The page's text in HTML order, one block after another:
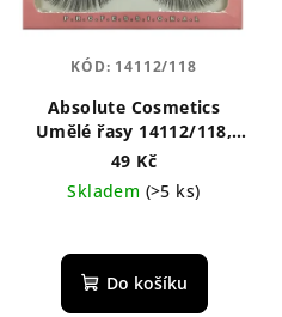
Absolute Cosmetics
Umělé řasy 14112/118,
černé
49 Kč
Skladem (>5 ks)
Do košíku
KÓD: 14112/118